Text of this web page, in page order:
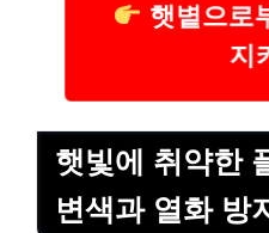
햇볕으로
지
햇빛에 취약한
변색과 열화 방